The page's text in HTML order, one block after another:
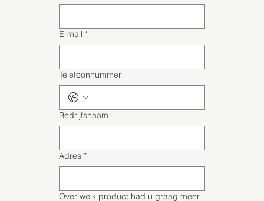
E-mail *
Telefoonnummer
Bedrijfsnaam
Adres *
Over welk product had u graag meer